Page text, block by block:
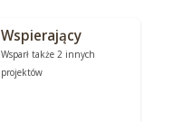
Wspierający
Wsparł także 2 innych
projektów